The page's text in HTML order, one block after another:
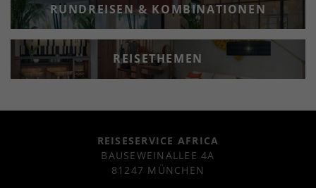
RUNDREISEN & KOMBINATIONEN
REISETHEMEN
REISESERVICE AFRICA
BAUSEWEINALLEE 4A
81247 MÜNCHEN